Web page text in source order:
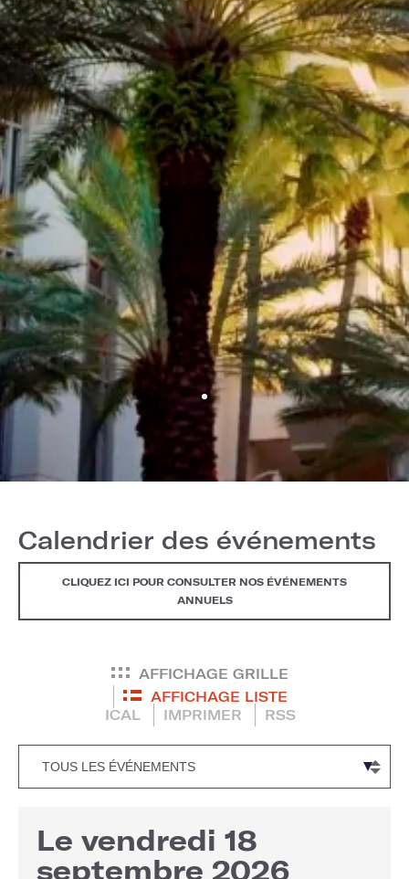
Calendrier des événements
CLIQUEZ ICI POUR CONSULTER NOS ÉVÉNEMENTS
ANNUELS
AFFICHAGE GRILLE
AFFICHAGE LISTE
ICAL
IMPRIMER RSS
Le vendredi 18
septembre 2026